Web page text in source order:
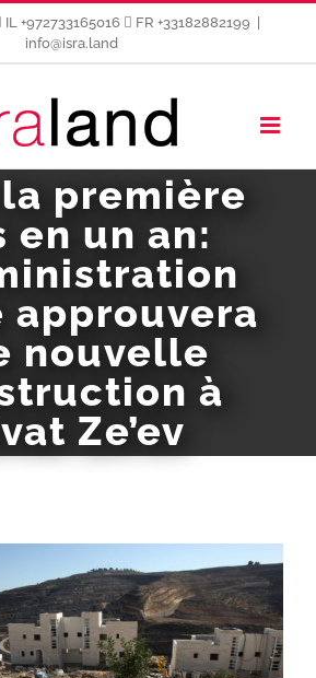
IL +972733165016 FR +33182882199
info@isra.land
première
en un an:
approuvera
nouvelle
à
Ze’ev